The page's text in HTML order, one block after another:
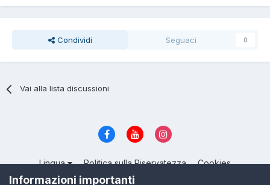
Condividi Seguaci 0
Vai alla lista discussioni
Lingua Politica sulla Riservatezza Cookies
© 2004 - 2026, ItalianSeduction.club — Community sulla Seduzione
Informazioni importanti